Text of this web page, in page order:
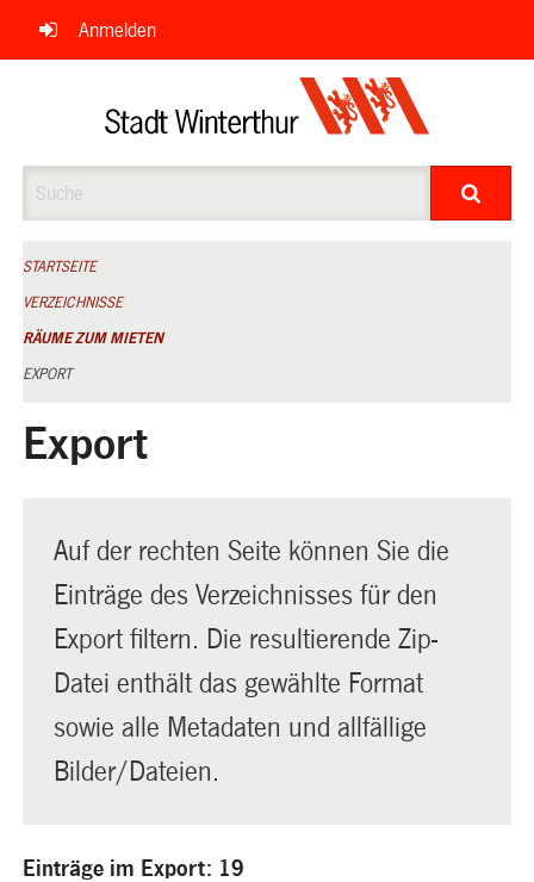
Navigation
überspringen
Anmelden
STARTSEITE
VERZEICHNISSE
RÄUME ZUM MIETEN
EXPORT
Export
Auf der rechten Seite können Sie die
Einträge des Verzeichnisses für den
Export filtern. Die resultierende Zip-
Datei enthält das gewählte Format
sowie alle Metadaten und allfällige
Bilder/Dateien.
Einträge im Export: 19